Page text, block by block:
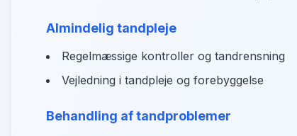
Almindelig tandpleje
Regelmæssige kontroller og tandrensning
Vejledning i tandpleje og forebyggelse
Behandling af tandproblemer